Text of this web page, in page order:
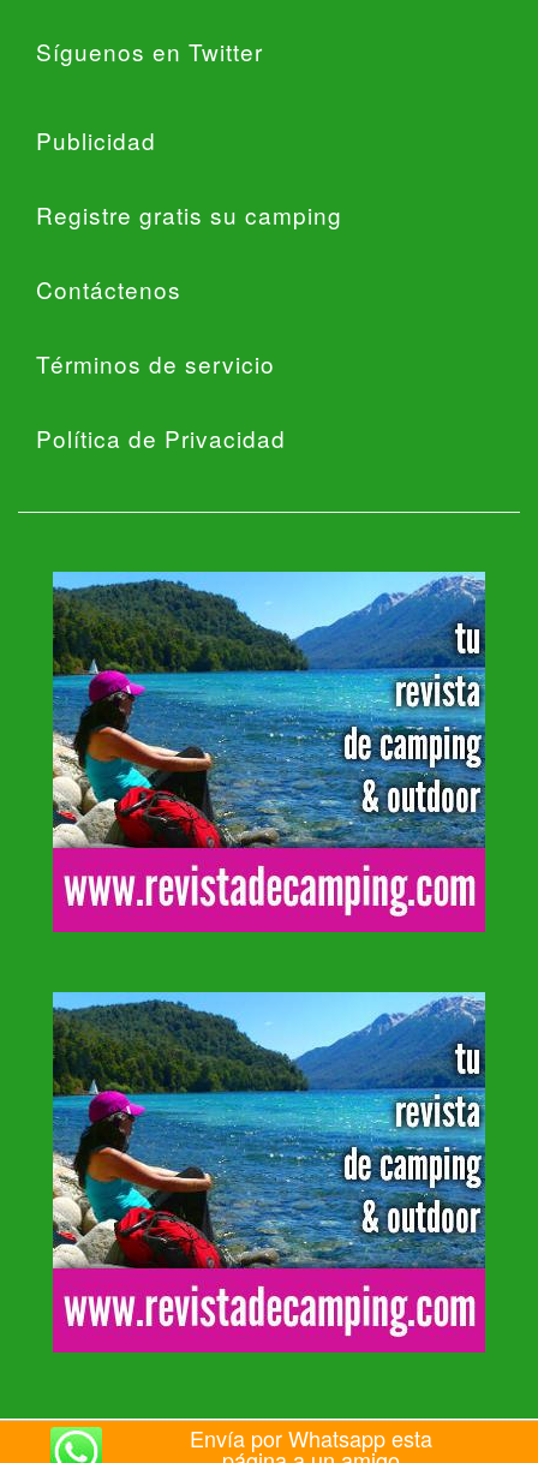
Síguenos en Twitter
Publicidad
Registre gratis su camping
Contáctenos
Términos de servicio
Política de Privacidad
Envía por Whatsapp esta